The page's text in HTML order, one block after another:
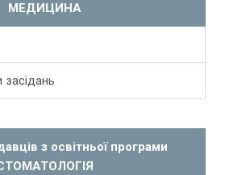
МЕДИЦИНА
з освітньої програми